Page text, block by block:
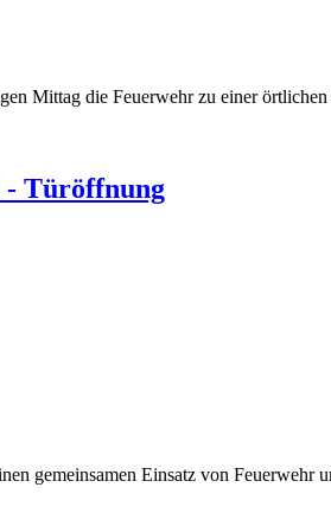
Mittag die Feuerwehr zu einer
- Türöffnung
gemeinsamen Einsatz von